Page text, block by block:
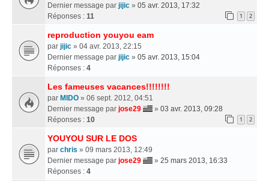
Dernier message par jijic » 05 avr. 2013, 17:32
Réponses : 11 1 2
reproduction youyou eam
par jijic » 04 avr. 2013, 22:15
Dernier message par jijic » 05 avr. 2013, 15:04
Réponses : 4
Les fameuses vacances!!!!!!!!
par MIDO » 06 sept. 2012, 04:51
Dernier message par jose29 » 03 avr. 2013, 09:28
Réponses : 10 1 2
YOUYOU SUR LE DOS
par chris » 09 mars 2013, 12:49
Dernier message par jose29 » 25 mars 2013, 16:33
Réponses : 4